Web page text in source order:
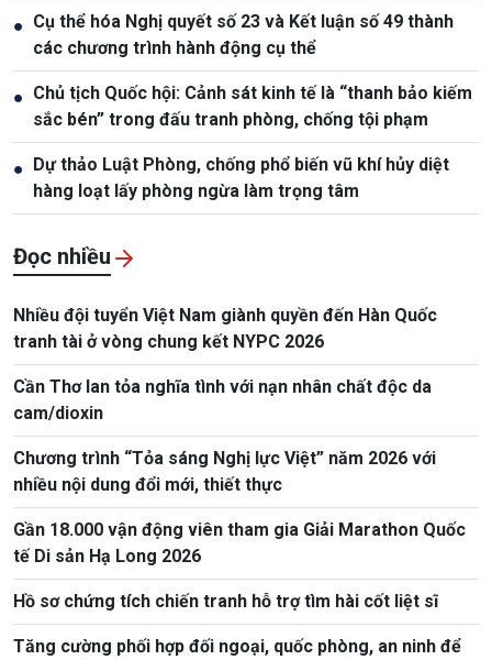
● Cụ thể hóa Nghị quyết số 23 và Kết luận số 49 thành
các chương trình hành động cụ thể
● Chủ tịch Quốc hội: Cảnh sát kinh tế là “thanh bảo kiếm
sắc bén” trong đấu tranh phòng, chống tội phạm
● Dự thảo Luật Phòng, chống phổ biến vũ khí hủy diệt
hàng loạt lấy phòng ngừa làm trọng tâm
Đọc nhiều
Nhiều đội tuyển Việt Nam giành quyền đến Hàn Quốc
tranh tài ở vòng chung kết NYPC 2026
Cần Thơ lan tỏa nghĩa tình với nạn nhân chất độc da
cam/dioxin
Chương trình “Tỏa sáng Nghị lực Việt” năm 2026 với
nhiều nội dung đổi mới, thiết thực
Gần 18.000 vận động viên tham gia Giải Marathon Quốc
tế Di sản Hạ Long 2026
Hồ sơ chứng tích chiến tranh hỗ trợ tìm hài cốt liệt sĩ
Tăng cường phối hợp đối ngoại, quốc phòng, an ninh để